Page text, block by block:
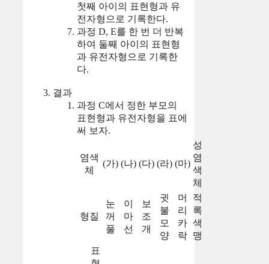
첫째 아이의 표현형과 유
전자형으로 기록한다.
과정 D, E를 한 번 더 반복
하여 둘째 아이의 표현형
과 유전자형으로 기록한
다.
결과
과정 C에서 정한 부모의
표현형과 유전자형을 표에
써 보자.
염색
체
(가) (나) (다) (라) (마)
성
염
색
체
형질
눈
꺼
풀
이
마
선
보
조
개
귓
불
모
양
머
리
카
락
적
록
색
맹
표